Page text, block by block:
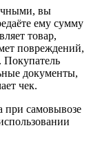
вы
ему сумму
товар,
повреждений,
Покупатель
документы,
чек.
при самовывозе